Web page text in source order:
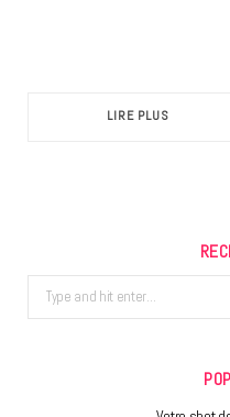
LIRE PLUS
Search
for: